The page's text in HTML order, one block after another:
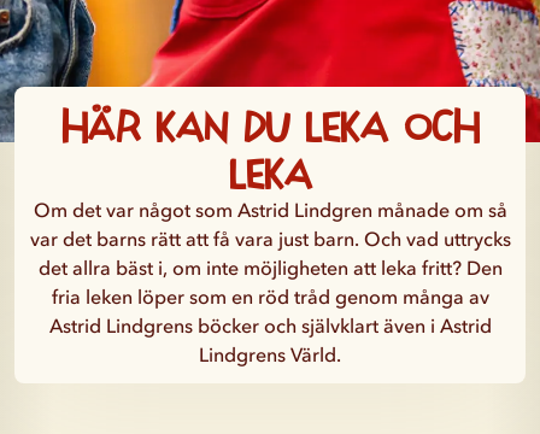
Här kan du leka och
leka
Om det var något som Astrid Lindgren månade om så
var det barns rätt att få vara just barn. Och vad uttrycks
det allra bäst i, om inte möjligheten att leka fritt? Den
fria leken löper som en röd tråd genom många av
Astrid Lindgrens böcker och självklart även i Astrid
Lindgrens Värld.